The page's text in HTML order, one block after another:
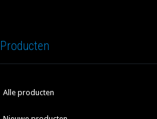
Producten
Alle producten